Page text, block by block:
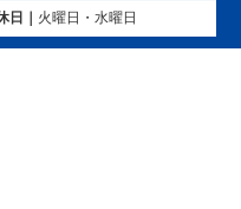
｜ 火曜⽇・水曜⽇
»宮城県角田市角田字中